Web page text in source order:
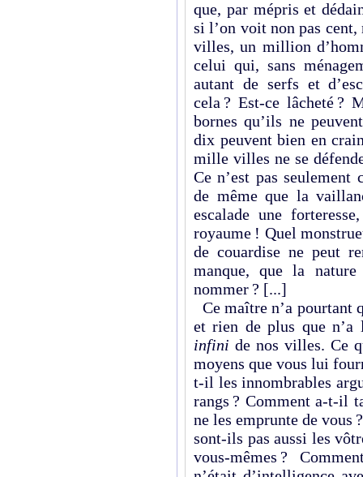
que, par mépris et
si l’on voit non pas
villes, un million
celui qui, sans
autant de serfs et
cela ? Est-ce lâcheté ?
bornes qu’ils ne
dix peuvent bien en
mille villes ne se
Ce n’est pas seulement
de même que la
escalade une
royaume ! Quel
de couardise ne peut
manque, que la
nommer ? [...]
Ce maître n’a pourtant
et rien de plus que
infini de nos villes. Ce
moyens que vous lui
t-il les innombrables
rangs ? Comment a-t-il
ne les emprunte de vous
sont-ils pas aussi les
vous-mêmes ?